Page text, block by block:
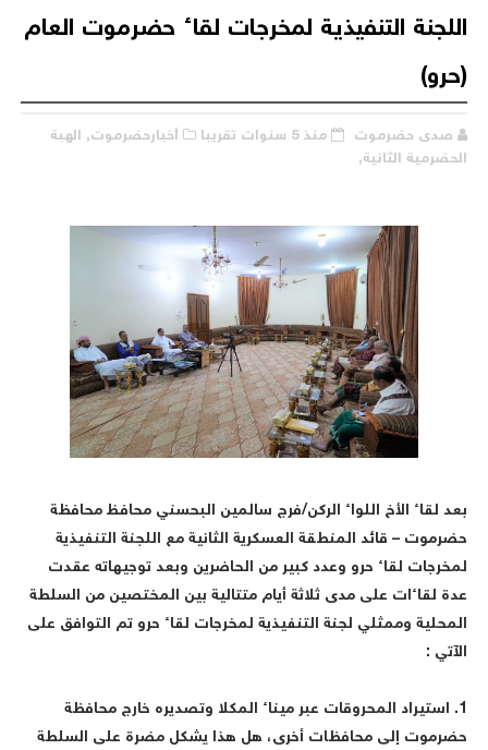
التنفيذية لمخرجات لقاء حضرموت العام
صدى حضرموت منذ 5 سنوات تقريبا أخبارحضرموت, الهبة
الثانية,
لقاء الأخ اللواء الركن/فرج سالمين البحسني محافظ محافظة
– قائد المنطقة العسكرية الثانية مع اللجنة التنفيذية
لقاء حرو وعدد كبير من الحاضرين وبعد توجيهاته عقدت
لقاءات على مدى ثلاثة أيام متتالية بين المختصين من السلطة
وممثلي لجنة التنفيذية لمخرجات لقاء حرو تم التوافق على
:
1. استيراد المحروقات عبر ميناء المكلا وتصديره خارج محافظة
إلى محافظات أخرى، هل هذا يشكل مضرة على السلطة